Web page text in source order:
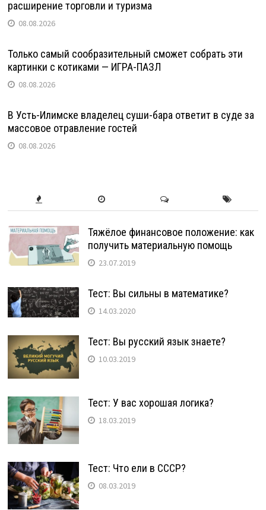
расширение торговли и туризма
08.08.2026
Только самый сообразительный сможет собрать эти
картинки с котиками — ИГРА-ПАЗЛ
08.08.2026
В Усть-Илимске владелец суши-бара ответит в суде за
массовое отравление гостей
08.08.2026
Тяжёлое финансовое положение: как
получить материальную помощь
23.07.2019
Тест: Вы сильны в математике?
14.03.2020
Тест: Вы русский язык знаете?
10.03.2019
Тест: У вас хорошая логика?
18.03.2019
Тест: Что ели в СССР?
08.03.2019